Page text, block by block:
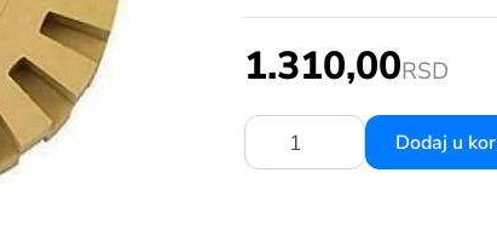
1.310,00RSD
Količina: Dodaj u
DISK ZA SKIDANJE LEPKA 100MM NAREZANI 32240